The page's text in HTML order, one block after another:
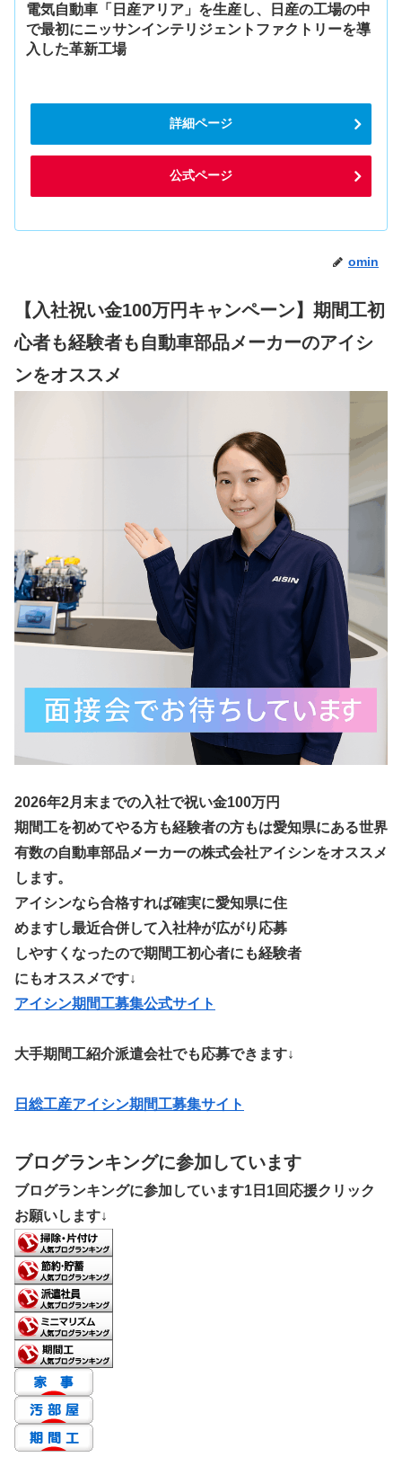
電気自動車「日産アリア」を生産し、日産の工場の中
で最初にニッサンインテリジェントファクトリーを導
入した革新工場
詳細ページ
公式ページ
omin
【入社祝い金100万円キャンペーン】期間工初
心者も経験者も自動車部品メーカーのアイシ
ンをオススメ
2026年2月末までの入社で祝い金100万円
期間工を初めてやる方も経験者の方もは愛知県にある世界
有数の自動車部品メーカーの株式会社アイシンをオススメ
します。
アイシンなら合格すれば確実に愛知県に住
めますし最近合併して入社枠が広がり応募
しやすくなったので期間工初心者にも経験者
にもオススメです↓
アイシン期間工募集公式サイト
大手期間工紹介派遣会社でも応募できます↓
日総工産アイシン期間工募集サイト
ブログランキングに参加しています
ブログランキングに参加しています1日1回応援クリック
お願いします↓